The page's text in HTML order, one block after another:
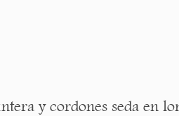
y cordones seda en